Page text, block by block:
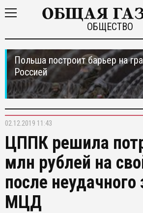
ОБЩЕСТВО
Польша построит барьер на
Россией
02.12.2019 11:43
ЦППК решила
млн рублей на
после неудачного
МЦД